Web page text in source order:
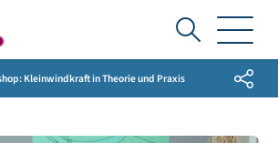
Ich
suche...
Kleinwindkraft in Theorie und Praxis Share